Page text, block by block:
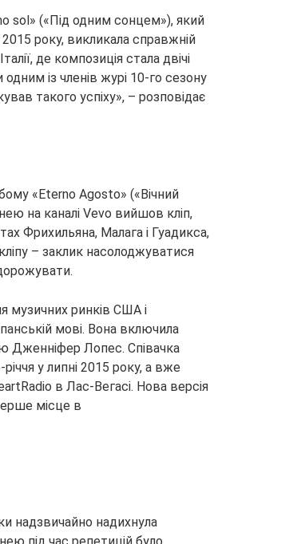
sol» («Під одним сонцем»), який
року, викликала справжній
де композиція стала двічі
із членів журі 10-го сезону
такого успіху», – розповідає
«Eterno Agosto» («Вічний
на каналі Vevo вийшов кліп,
Фрихильяна, Малага і Гуадикса,
– заклик насолоджуватися
музичних ринків США і
мові. Вона включила
Дженніфер Лопес. Співачка
у липні 2015 року, а вже
в Лас-Вегасі. Нова версія
місце в
надзвичайно надихнула